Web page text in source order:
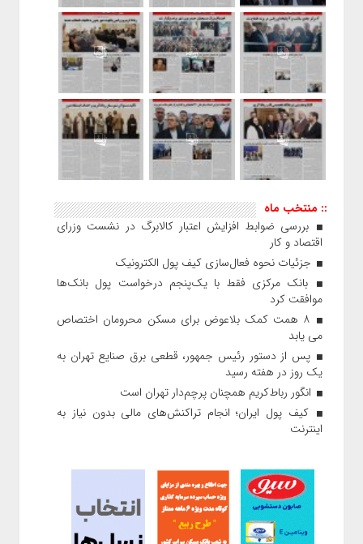
:: منتخب ماه
بررسی ضوابط افزایش اعتبار کالابرگ در نشست وزرای
اقتصاد و کار
جزئیات نحوه فعال‌سازی کیف پول الکترونیک
بانک مرکزی فقط با یک‌‎پنجم درخواست پول بانک‌ها
موافقت کرد
۸ همت کمک بلاعوض برای مسکن محرومان اختصاص
می یابد
پس از دستور رئیس‌ جمهور، قطعی برق صنایع تهران به
یک روز در هفته رسید
انگور رباط‌کریم همچنان پرچم‌دار تهران است
کیف پول ایران؛ انجام تراکنش‌های مالی بدون نیاز به
اینترنت